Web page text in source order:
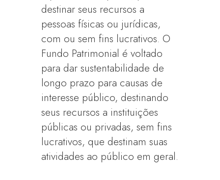
destinar seus recursos a
pessoas físicas ou jurídicas,
com ou sem fins lucrativos. O
Fundo Patrimonial é voltado
para dar sustentabilidade de
longo prazo para causas de
interesse público, destinando
seus recursos a instituições
públicas ou privadas, sem fins
lucrativos, que destinam suas
atividades ao público em geral.